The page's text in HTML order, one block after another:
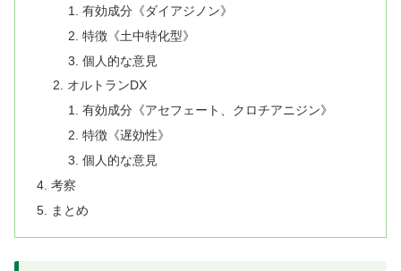
有効成分《ダイアジノン》
特徴《土中特化型》
個人的な意見
オルトランDX
有効成分《アセフェート、クロチアニジン》
特徴《遅効性》
個人的な意見
考察
まとめ